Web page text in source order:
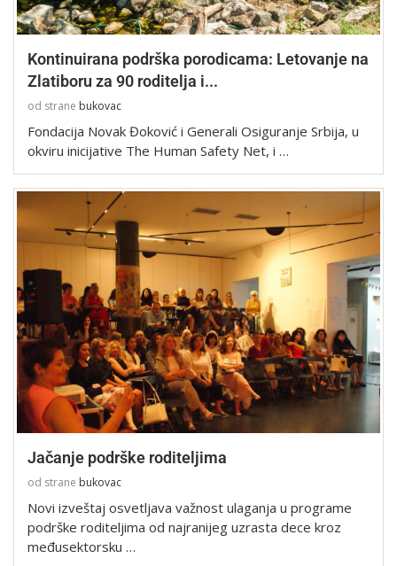
Kontinuirana podrška porodicama: Letovanje na
Zlatiboru za 90 roditelja i...
od strane bukovac
Fondacija Novak Đoković i Generali Osiguranje Srbija, u
okviru inicijative The Human Safety Net, i …
Jačanje podrške roditeljima
od strane bukovac
Novi izveštaj osvetljava važnost ulaganja u programe
podrške roditeljima od najranijeg uzrasta dece kroz
međusektorsku …